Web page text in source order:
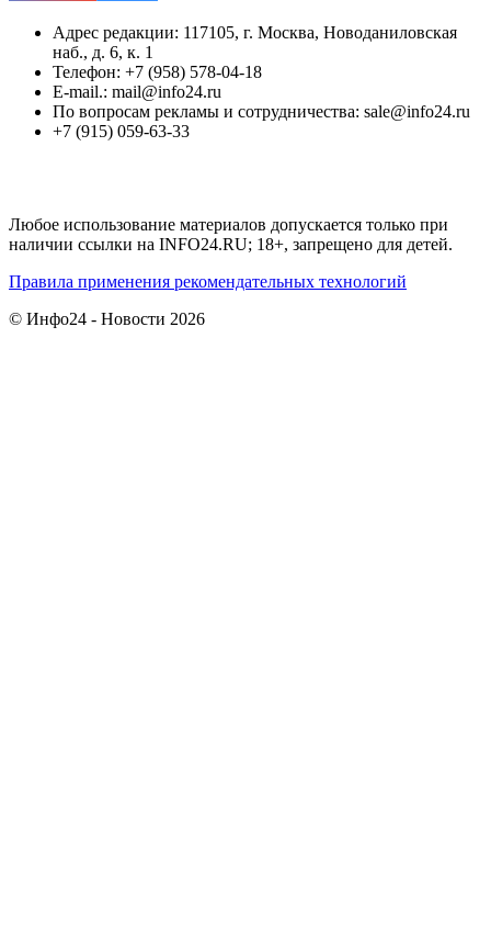
Адрес редакции: 117105, г. Москва, Новоданиловская
наб., д. 6, к. 1
Телефон: +7 (958) 578-04-18
E-mail.: mail@info24.ru
По вопросам рекламы и сотрудничества: sale@info24.ru
+7 (915) 059-63-33
Любое использование материалов допускается только при
наличии ссылки на INFO24.RU; 18+, запрещено для детей.
Правила применения рекомендательных технологий
© Инфо24 - Новости 2026